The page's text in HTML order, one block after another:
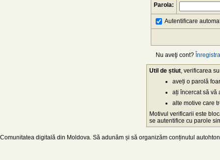
Parola:
Autentificare
Nu aveţi cont?
Util de știut , verificarea
aveți o parolă
ați încercat să vă
alte motive care
Motivul verificarii este
se autentifice cu parole
Comunitatea digitală din Moldova. Să adunăm și să organizăm conținutul